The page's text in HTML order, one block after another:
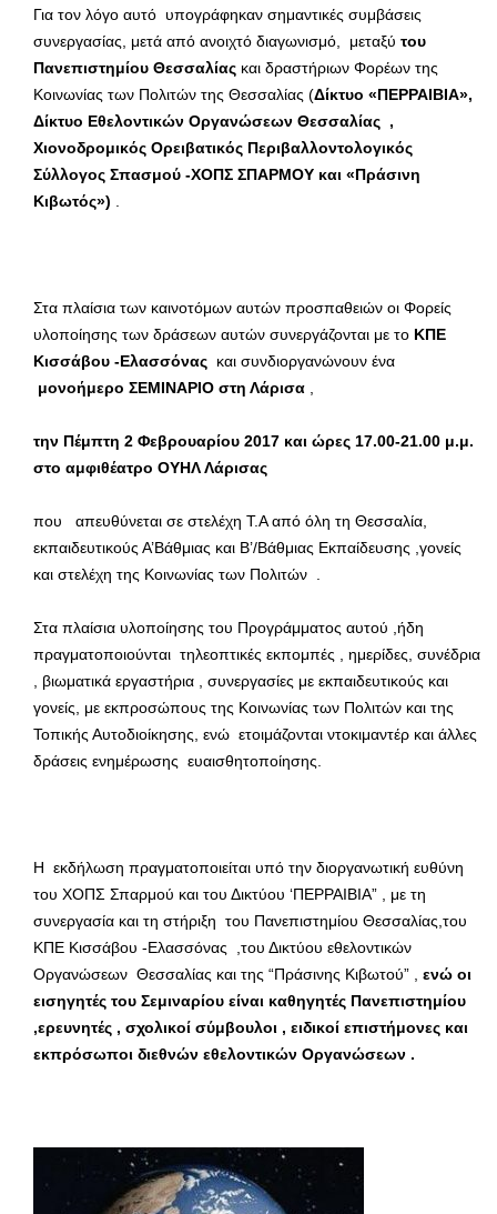
Για τον λόγο αυτό υπογράφηκαν σημαντικές συμβάσεις
συνεργασίας, μετά από ανοιχτό διαγωνισμό, μεταξύ του
Πανεπιστημίου Θεσσαλίας και δραστήριων Φορέων της
Κοινωνίας των Πολιτών της Θεσσαλίας (Δίκτυο «ΠΕΡΡΑΙΒΙΑ»,
Δίκτυο Εθελοντικών Οργανώσεων Θεσσαλίας ,
Χιονοδρομικός Ορειβατικός Περιβαλλοντολογικός
Σύλλογος Σπασμού -ΧΟΠΣ ΣΠΑΡΜΟΥ και «Πράσινη
Κιβωτός»)
Στα πλαίσια των καινοτόμων αυτών προσπαθειών οι Φορείς
υλοποίησης των δράσεων αυτών συνεργάζονται με το ΚΠΕ
Κισσάβου -Ελασσόνας και συνδιοργανώνουν ένα
μονοήμερο ΣΕΜΙΝΑΡΙΟ στη Λάρισα
την Πέμπτη 2 Φεβρουαρίου 2017 και ώρες 17.00-21.00 μ.μ.
στο αμφιθέατρο ΟΥΗΛ Λάρισας
που απευθύνεται σε στελέχη Τ.Α από όλη τη Θεσσαλία,
εκπαιδευτικούς Α’Βάθμιας και Β’/Βάθμιας Εκπαίδευσης ,γονείς
και στελέχη της Κοινωνίας των Πολιτών .
Στα πλαίσια υλοποίησης του Προγράμματος αυτού ,ήδη
πραγματοποιούνται τηλεοπτικές εκπομπές , ημερίδες, συνέδρια
, βιωματικά εργαστήρια , συνεργασίες με εκπαιδευτικούς και
γονείς, με εκπροσώπους της Κοινωνίας των Πολιτών και της
Τοπικής Αυτοδιοίκησης, ενώ ετοιμάζονται ντοκιμαντέρ και άλλες
δράσεις ενημέρωσης ευαισθητοποίησης.
Η εκδήλωση πραγματοποιείται υπό την διοργανωτική ευθύνη
του ΧΟΠΣ Σπαρμού και του Δικτύου ‘ΠΕΡΡΑΙΒΙΑ” , με τη
συνεργασία και τη στήριξη του Πανεπιστημίου Θεσσαλίας,του
ΚΠΕ Κισσάβου -Ελασσόνας ,του Δικτύου εθελοντικών
Οργανώσεων Θεσσαλίας και της “Πράσινης Κιβωτού” , ενώ οι
εισηγητές του Σεμιναρίου είναι καθηγητές Πανεπιστημίου
,ερευνητές , σχολικοί σύμβουλοι , ειδικοί επιστήμονες και
εκπρόσωποι διεθνών εθελοντικών Οργανώσεων .